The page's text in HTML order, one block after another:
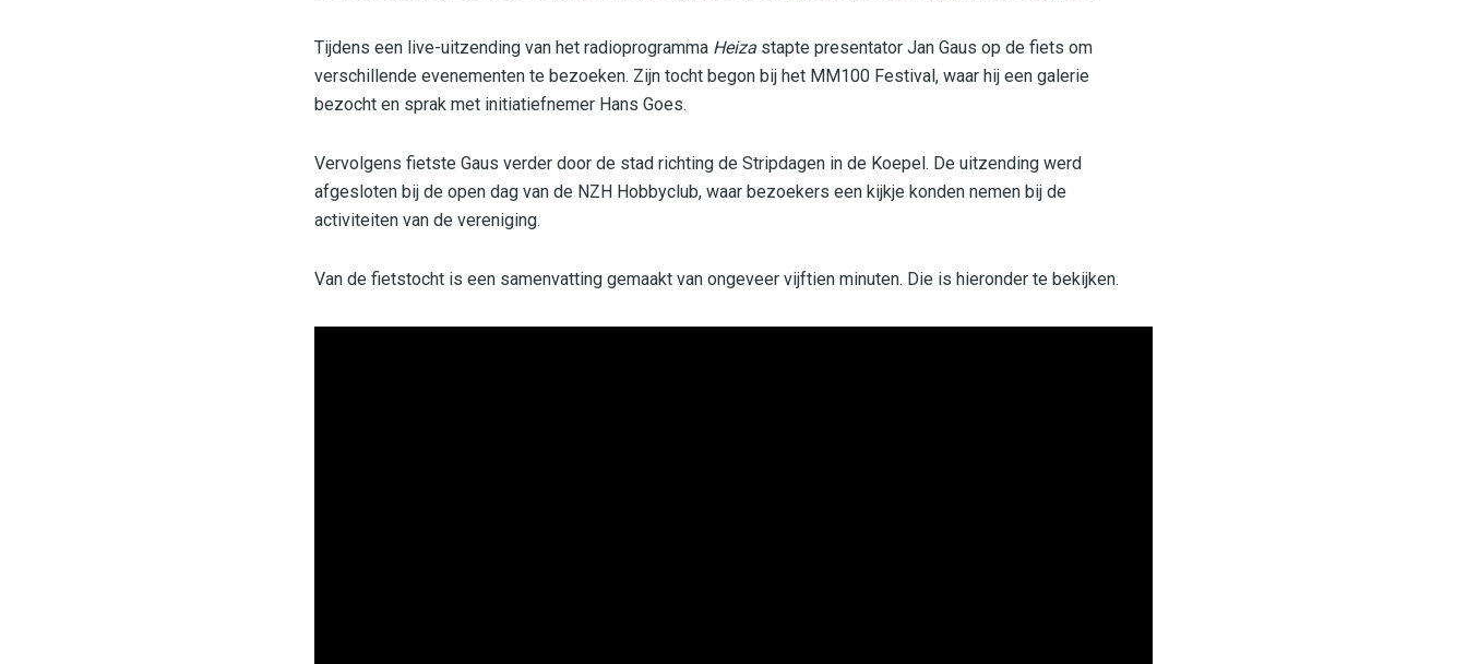
Tijdens een live-uitzending van het radioprogramma Heiza stapte presentator Jan Gaus op de fiets om
verschillende evenementen te bezoeken. Zijn tocht begon bij het MM100 Festival, waar hij een galerie
bezocht en sprak met initiatiefnemer Hans Goes.
Vervolgens fietste Gaus verder door de stad richting de Stripdagen in de Koepel. De uitzending werd
afgesloten bij de open dag van de NZH Hobbyclub, waar bezoekers een kijkje konden nemen bij de
activiteiten van de vereniging.
Van de fietstocht is een samenvatting gemaakt van ongeveer vijftien minuten. Die is hieronder te bekijken.